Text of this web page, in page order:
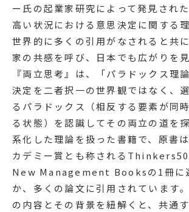
ー氏の起業家研究によって発見され
高い状況における意思決定に関する
世界的に多くの引用がなされると共
家の共感を呼び、日本でも広がりを見
『両立思考』は、「パラドックス理
決定を二者択一の世界観ではなく、
るパラドックス（相反する要素が同
る状態）を認識してその両立の道を
系化した理論を扱った書籍で、原書
カデミー賞とも称される
New Management Booksの1冊に
か、多くの論文に引用されています
の内容とその背景を紐解くと、共通